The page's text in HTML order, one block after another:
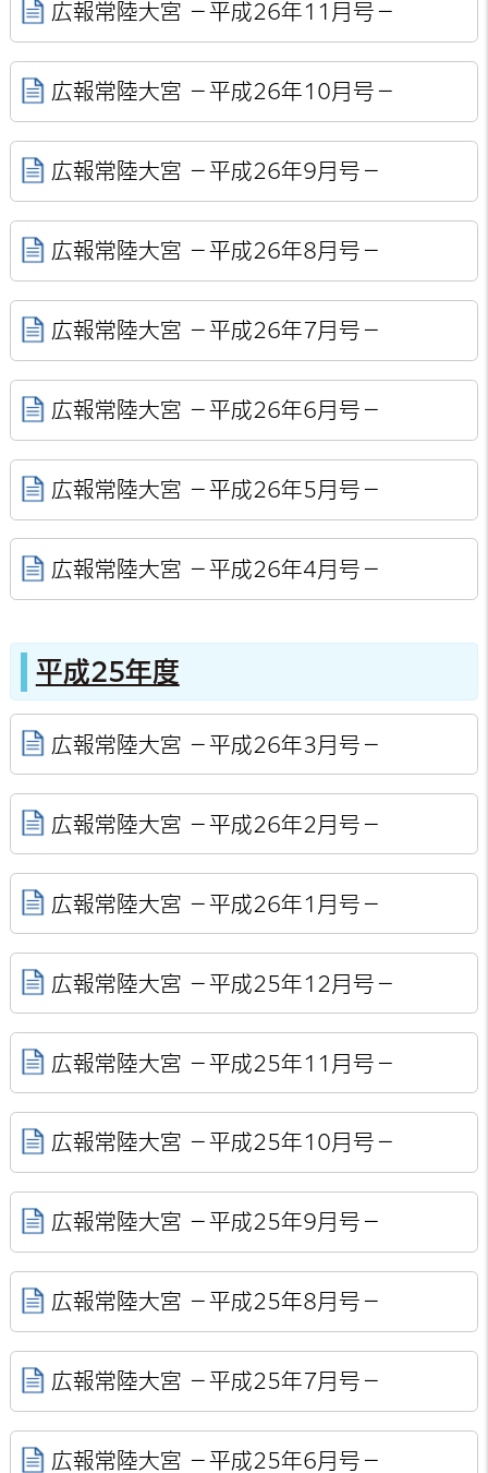
広報常陸大宮 －平成26年11月号－
広報常陸大宮 －平成26年10月号－
広報常陸大宮 －平成26年9月号－
広報常陸大宮 －平成26年8月号－
広報常陸大宮 －平成26年7月号－
広報常陸大宮 －平成26年6月号－
広報常陸大宮 －平成26年5月号－
広報常陸大宮 －平成26年4月号－
平成25年度
広報常陸大宮 －平成26年3月号－
広報常陸大宮 －平成26年2月号－
広報常陸大宮 －平成26年1月号－
広報常陸大宮 －平成25年12月号－
広報常陸大宮 －平成25年11月号－
広報常陸大宮 －平成25年10月号－
広報常陸大宮 －平成25年9月号－
広報常陸大宮 －平成25年8月号－
広報常陸大宮 －平成25年7月号－
広報常陸大宮 －平成25年6月号－